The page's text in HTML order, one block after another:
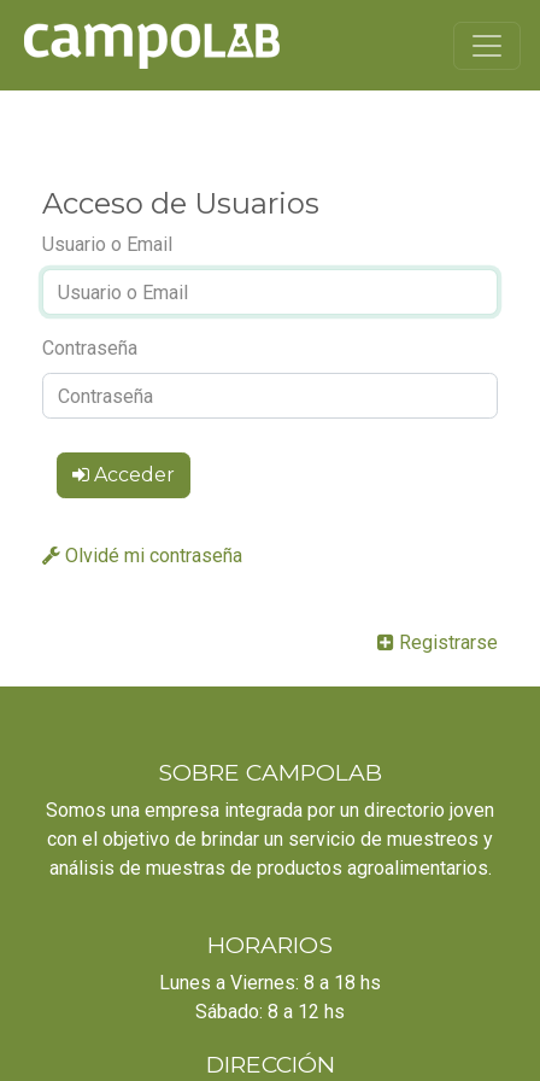
Acceso de Usuarios
Usuario o Email
Contraseña
Acceder
Olvidé mi contraseña
Registrarse
SOBRE CAMPOLAB
Somos una empresa integrada por un directorio joven
con el objetivo de brindar un servicio de muestreos y
análisis de muestras de productos agroalimentarios.
HORARIOS
Lunes a Viernes: 8 a 18 hs
Sábado: 8 a 12 hs
DIRECCIÓN